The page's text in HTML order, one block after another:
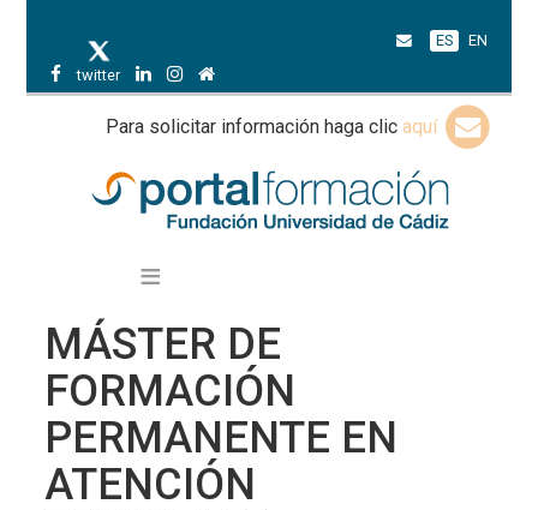
twitter
ES EN
Para solicitar información haga clic aquí
MÁSTER DE
FORMACIÓN
PERMANENTE EN
ATENCIÓN